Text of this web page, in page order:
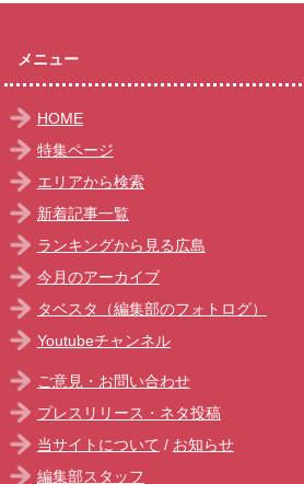
メニュー
HOME
特集ページ
エリアから検索
新着記事一覧
ランキングから見る広島
今月のアーカイブ
タベスタ（編集部のフォトログ）
Youtubeチャンネル
ご意見・お問い合わせ
プレスリリース・ネタ投稿
当サイトについて / お知らせ
編集部スタッフ